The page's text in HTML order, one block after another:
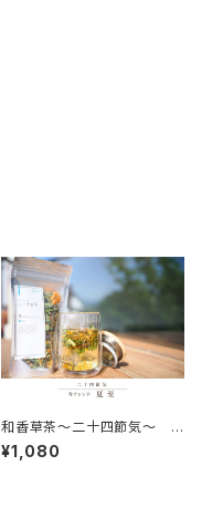
和香草茶～二十四節気～
夏至
¥1,080